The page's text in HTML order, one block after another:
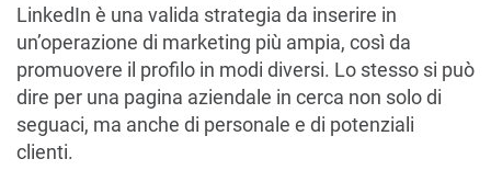
LinkedIn è una valida strategia da inserire in
un’operazione di marketing più ampia, così da
promuovere il profilo in modi diversi. Lo stesso si può
dire per una pagina aziendale in cerca non solo di
seguaci, ma anche di personale e di potenziali
clienti.